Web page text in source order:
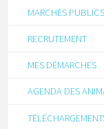
MARCHÉS PUBLICS
RECRUTEMENT
MES DÉMARCHES
AGENDA DES